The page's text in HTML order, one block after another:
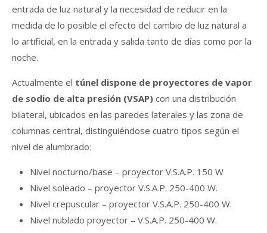
entrada de luz natural y la necesidad de reducir en la
medida de lo posible el efecto del cambio de luz natural a
lo artificial, en la entrada y salida tanto de días como por la
noche.
Actualmente el túnel dispone de proyectores de vapor
de sodio de alta presión (VSAP) con una distribución
bilateral, ubicados en las paredes laterales y las zona de
columnas central, distinguiéndose cuatro tipos según el
nivel de alumbrado:
Nivel nocturno/base – proyector V.S.A.P. 150 W
Nivel soleado – proyector V.S.A.P. 250-400 W.
Nivel crepuscular – proyector V.S.A.P. 250-400 W.
Nivel nublado proyector – V.S.A.P. 250-400 W.